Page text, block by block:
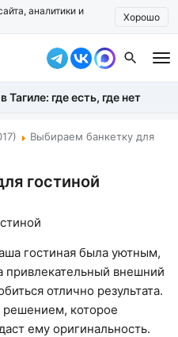
аналитики и
Хорошо
Тагиле: где есть, где нет
Выбираем банкетку для
гостиной
гостиная была уютным,
внешний
отлично результата.
решением, которое
ему оригинальность.